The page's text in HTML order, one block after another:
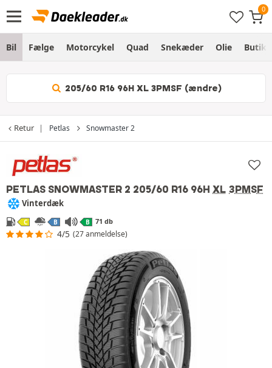
Bil Fælge Motorcykel Quad Snekæder Olie Butik
205/60 R16 96H XL 3PMSF (ændre)
Retur Petlas Snowmaster 2
PETLAS SNOWMASTER 2 205/60 R16 96H XL 3PMSF
Vinterdæk
C B B 71 db
4/5 (27 anmeldelse)